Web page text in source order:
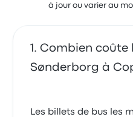
à jour ou varier au
Combien coûte
Sønderborg à
Les billets de bus les